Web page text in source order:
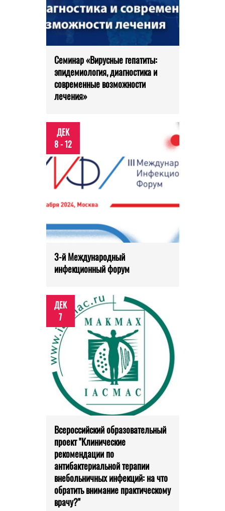
Семинар «Вирусные гепатиты:
эпидемиология, диагностика и
современные возможности
лечения»
ДЕК
8 - 12
3-й Международный
инфекционный форум
ДЕК
7
Всероссийский образовательный
проект "Клинические
рекомендации по
антибактериальной терапии
внебольничных инфекций: на что
обратить внимание практическому
врачу?"